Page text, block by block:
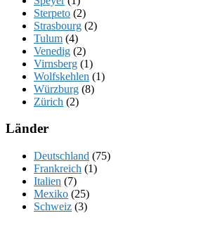
Sterpeto (2)
Strasbourg (2)
Tulum (4)
Venedig (2)
Virnsberg (1)
Wolfskehlen (1)
Würzburg (8)
Zürich (2)
Länder
Deutschland (75)
Frankreich (1)
Italien (7)
Mexiko (25)
Schweiz (3)